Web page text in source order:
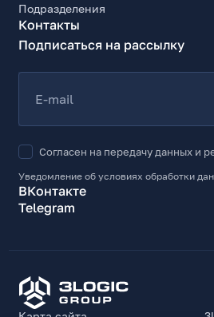
Подразделения
Контакты
Подписаться на рассылку
E-mail
Согласен на передачу данных и
Уведомление об условиях обработки
ВКонтакте
Telegram